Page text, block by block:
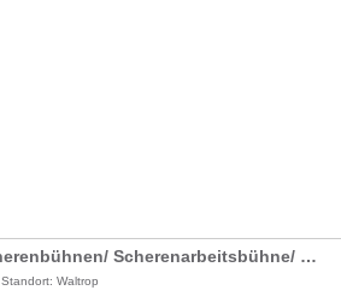
Scherenbühnen/ Scherenarbeitsbühne/ DX 12 Diesel
Standort: Waltrop